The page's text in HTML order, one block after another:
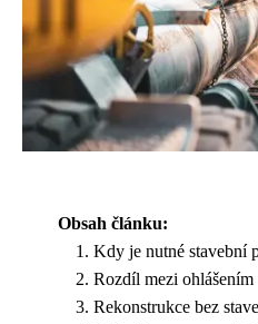
Obsah článku:
Kdy je nutné stavební
Rozdíl mezi
Rekonstrukce bez